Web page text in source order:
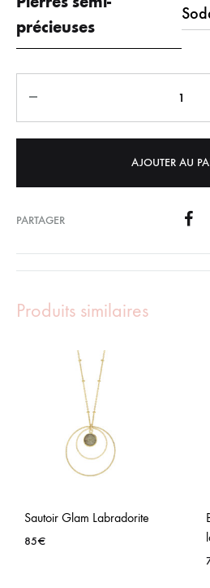
précieuses
AJOUTER AU
PARTAGER
Produits similaires
Sautoir Glam Labradorite
85€